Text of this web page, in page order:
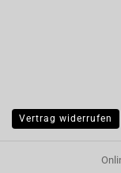
Vertrag widerrufen